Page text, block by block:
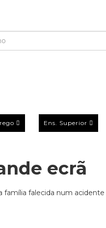
Ens. Superior
ecrã
família falecida num acidente